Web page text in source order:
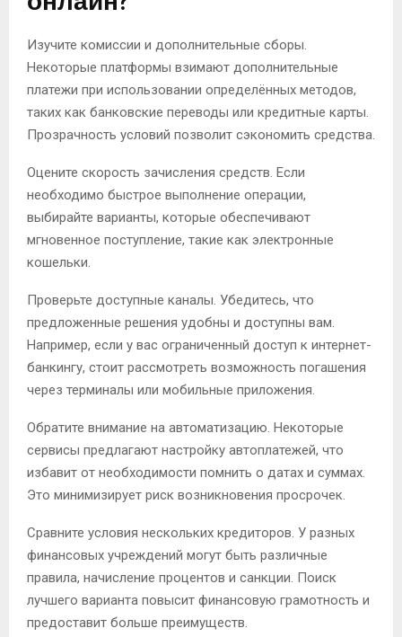
Изучите комиссии и дополнительные сборы.
Некоторые платформы взимают дополнительные
платежи при использовании определённых методов,
таких как банковские переводы или кредитные карты.
Прозрачность условий позволит сэкономить средства.
Оцените скорость зачисления средств. Если
необходимо быстрое выполнение операции,
выбирайте варианты, которые обеспечивают
мгновенное поступление, такие как электронные
кошельки.
Проверьте доступные каналы. Убедитесь, что
предложенные решения удобны и доступны вам.
Например, если у вас ограниченный доступ к интернет-
банкингу, стоит рассмотреть возможность погашения
через терминалы или мобильные приложения.
Обратите внимание на автоматизацию. Некоторые
сервисы предлагают настройку автоплатежей, что
избавит от необходимости помнить о датах и суммах.
Это минимизирует риск возникновения просрочек.
Сравните условия нескольких кредиторов. У разных
финансовых учреждений могут быть различные
правила, начисление процентов и санкции. Поиск
лучшего варианта повысит финансовую грамотность и
предоставит больше преимуществ.